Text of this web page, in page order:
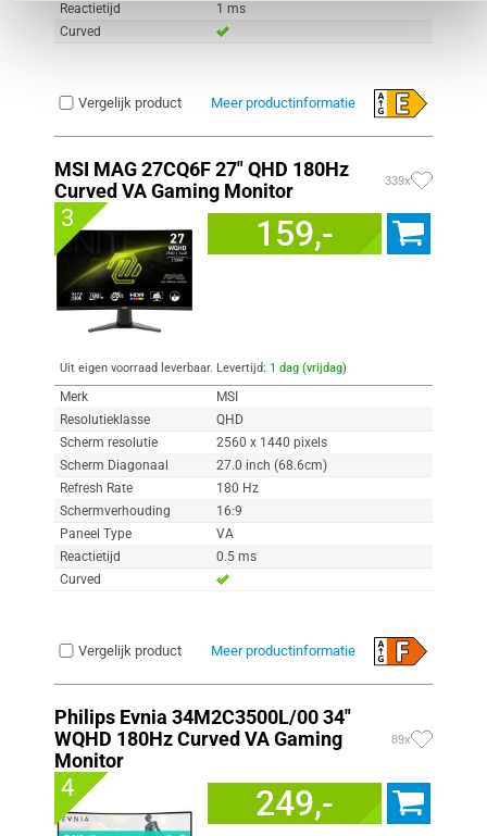
Reactietijd
1 ms
Curved
Vergelijk product Meer productinformatie
MSI MAG 27CQ6F 27" QHD 180Hz
Curved VA Gaming Monitor
339x
3 159,-
Uit eigen voorraad leverbaar. Levertijd: 1 dag (vrijdag)
Merk
MSI
Resolutieklasse
QHD
Scherm resolutie
2560 x 1440 pixels
Scherm Diagonaal
27.0 inch (68.6cm)
Refresh Rate
180 Hz
Schermverhouding
16:9
Paneel Type
VA
Reactietijd
0.5 ms
Curved
Vergelijk product Meer productinformatie
Philips Evnia 34M2C3500L/00 34"
WQHD 180Hz Curved VA Gaming
Monitor
89x
4 249,-